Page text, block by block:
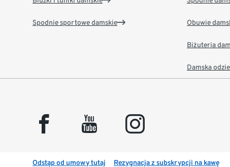
Spodnie sportowe damskie Obuwie
Biżuteria
Damska
facebook youtube instagram
Odstąp od umowy tutaj Rezygnacja z subskrypcji na kawę